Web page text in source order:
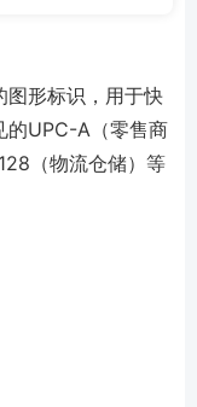
图形标识，用于快
的UPC-A（零售商
（物流仓储）等